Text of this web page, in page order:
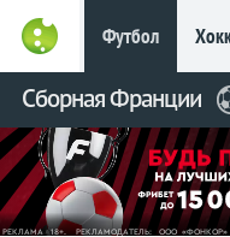
Футбол
Live Вся
Сборная Франции
Главное
Фрибет
до 15
000 ₽
Новым
игрокам, без
условий